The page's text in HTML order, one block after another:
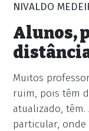
NIVALDO
Alunos,
Muitos
ruim, pois têm
atualizado,
particular, onde